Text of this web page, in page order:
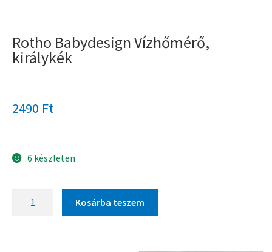
Rotho Babydesign Vízhőmérő,
királykék
2490 Ft
6 készleten
Kosárba teszem